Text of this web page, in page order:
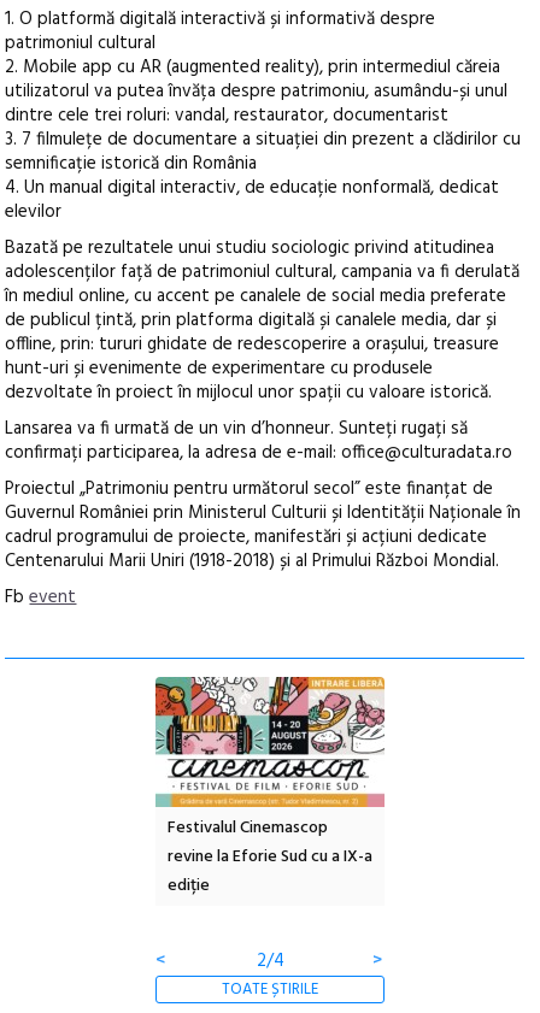
1. O platformă digitală interactivă și informativă despre
patrimoniul cultural
2. Mobile app cu AR (augmented reality), prin intermediul căreia
utilizatorul va putea învăța despre patrimoniu, asumându-și unul
dintre cele trei roluri: vandal, restaurator, documentarist
3. 7 filmulețe de documentare a situației din prezent a clădirilor cu
semnificație istorică din România
4. Un manual digital interactiv, de educație nonformală, dedicat
elevilor
Bazată pe rezultatele unui studiu sociologic privind atitudinea
adolescenților față de patrimoniul cultural, campania va fi derulată
în mediul online, cu accent pe canalele de social media preferate
de publicul țintă, prin platforma digitală și canalele media, dar și
offline, prin: tururi ghidate de redescoperire a orașului, treasure
hunt-uri și evenimente de experimentare cu produsele
dezvoltate în proiect în mijlocul unor spații cu valoare istorică.
Lansarea va fi urmată de un vin d’honneur. Sunteți rugați să
confirmați participarea, la adresa de e-mail: office@culturadata.ro
Proiectul „Patrimoniu pentru următorul secol” este finanțat de
Guvernul României prin Ministerul Culturii și Identității Naționale în
cadrul programului de proiecte, manifestări și acțiuni dedicate
Centenarului Marii Uniri (1918-2018) și al Primului Război Mondial.
Fbevent
Festivalul Cinemascop
revine la Eforie Sud cu a IX-a
ediție
<
2/4 >
TOATE ȘTIRILE